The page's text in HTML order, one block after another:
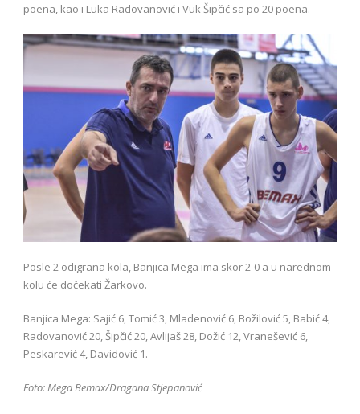
poena, kao i Luka Radovanović i Vuk Šipčić sa po 20 poena.
Posle 2 odigrana kola, Banjica Mega ima skor 2-0 a u narednom
kolu će dočekati Žarkovo.
Banjica Mega: Sajić 6, Tomić 3, Mladenović 6, Božilović 5, Babić 4,
Radovanović 20, Šipčić 20, Avlijaš 28, Dožić 12, Vranešević 6,
Peskarević 4, Davidović 1.
Foto: Mega Bemax/Dragana Stjepanović